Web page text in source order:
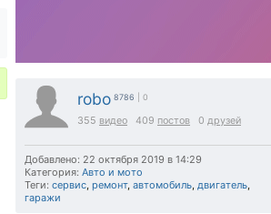
robo 8786 | 0
355 видео 409 постов 0 друзей
Добавлено: 22 октября 2019 в 14:29
Категория: Авто и мото
Теги: сервис, ремонт, автомобиль, двигатель,
гаражи